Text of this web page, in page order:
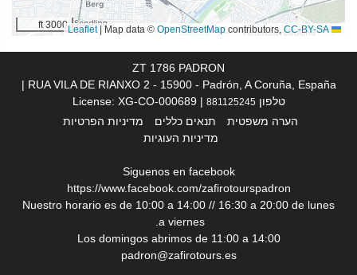
בריכה
מתקנים לעסקים
אינטרנט אלחוטי חינם
שירותי ניקיון
3000 ft | Map data © OpenStreetMap contributors,CC-BY-SA
ZT 1786 PADRON
RUA VILA DE RIANXO 2 - 15900 - Padrón, A Coruña, España |
טלפון 881125245
| License: XG-CO-000689
הערה משפטית
תנאים כללים
מדיניות הפרטיות
מדיניות העוגיות
Siguenos en facebook
https://www.facebook.com/zafirotourspadron
Nuestro horario es de 10:00 a 14:00 // 16:30 a 20:00 de lunes
a viernes.
Los domingos abrimos de 11:00 a 14:00
padron@zafirotours.es